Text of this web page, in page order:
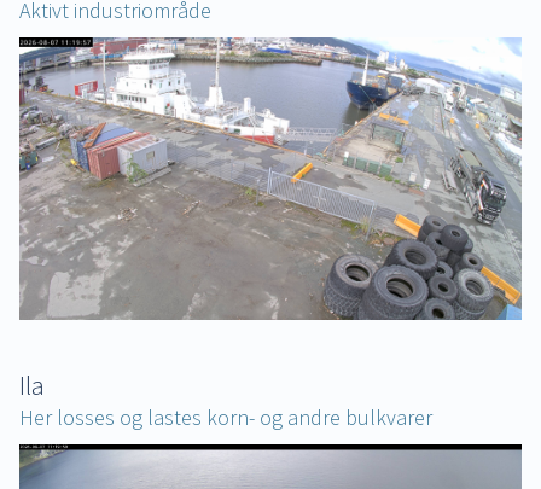
Aktivt industriområde
Ila
Her losses og lastes korn- og andre bulkvarer